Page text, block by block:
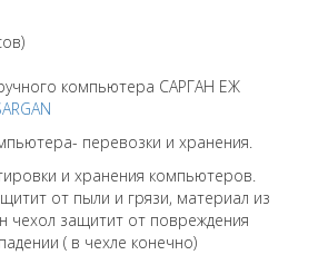
компьютера САРГАН ЕЖ
перевозки и хранения.
и хранения компьютеров.
от пыли и грязи, материал из
чехол защитит от повреждения
( в чехле конечно)